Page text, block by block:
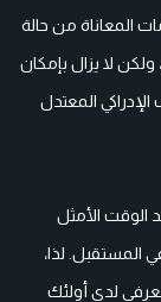
المعاناة من حالة
لا يزال بإمكان
المعتدل
الوقت الأمثل
المستقبل. لذا،
لدى أولئك